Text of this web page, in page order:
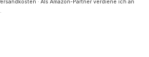
· Als Amazon-Partner verdiene ich an